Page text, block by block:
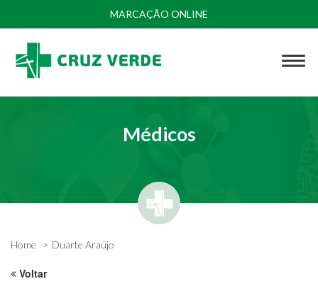
MARCAÇÃO ONLINE
Médicos
Home Duarte Araújo
Voltar